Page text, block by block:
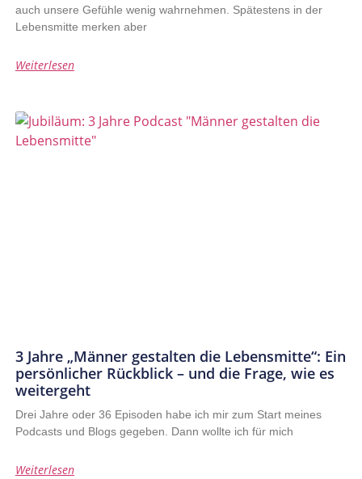
auch unsere Gefühle wenig wahrnehmen. Spätestens in der
Lebensmitte merken aber
Weiterlesen
3 Jahre „Männer gestalten die Lebensmitte“: Ein
persönlicher Rückblick – und die Frage, wie es
weitergeht
Drei Jahre oder 36 Episoden habe ich mir zum Start meines
Podcasts und Blogs gegeben. Dann wollte ich für mich
Weiterlesen